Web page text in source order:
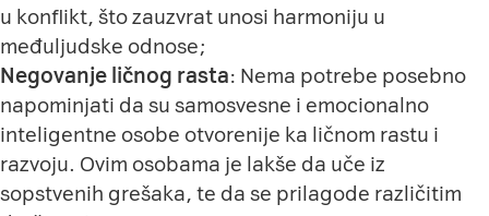
u konflikt, što zauzvrat unosi harmoniju u
međuljudske odnose;
Negovanje ličnog rasta: Nema potrebe posebno
napominjati da su samosvesne i emocionalno
inteligentne osobe otvorenije ka ličnom rastu i
razvoju. Ovim osobama je lakše da uče iz
sopstvenih grešaka, te da se prilagode različitim